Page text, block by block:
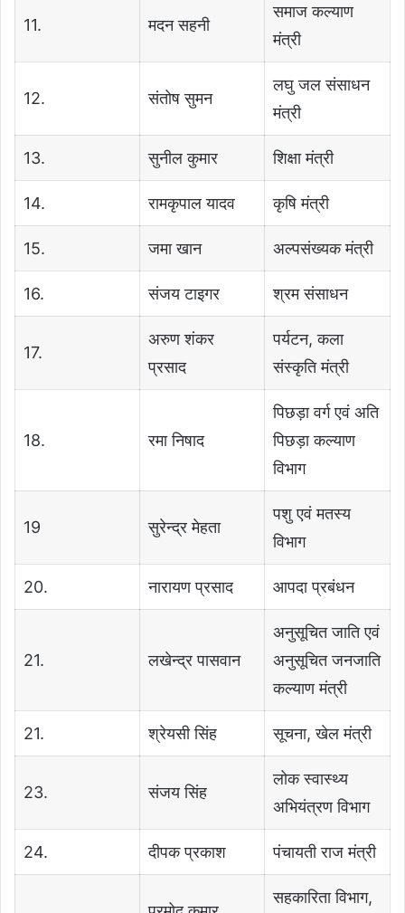
11. मदन सहनी
समाज कल्याण
मंत्री
12. संतोष सुमन
लघु जल संसाधन
मंत्री
13. सुनील कुमार शिक्षा मंत्री
14. रामकृपाल यादव कृषि मंत्री
15. जमा खान अल्पसंख्यक मंत्री
16. संजय टाइगर श्रम संसाधन
17.
अरुण शंकर
प्रसाद
पर्यटन, कला
संस्कृति मंत्री
18. रमा निषाद
पिछड़ा वर्ग एवं अति
पिछड़ा कल्याण
विभाग
19 सुरेन्द्र मेहता
पशु एवं मतस्य
विभाग
20. नारायण प्रसाद आपदा प्रबंधन
21. लखेन्द्र पासवान
अनुसूचित जाति एवं
अनुसूचित जनजाति
कल्याण मंत्री
21. श्रेयसी सिंह सूचना, खेल मंत्री
23. संजय सिंह
लोक स्वास्थ्य
अभियंत्रण विभाग
24. दीपक प्रकाश पंचायती राज मंत्री
सहकारिता विभाग,